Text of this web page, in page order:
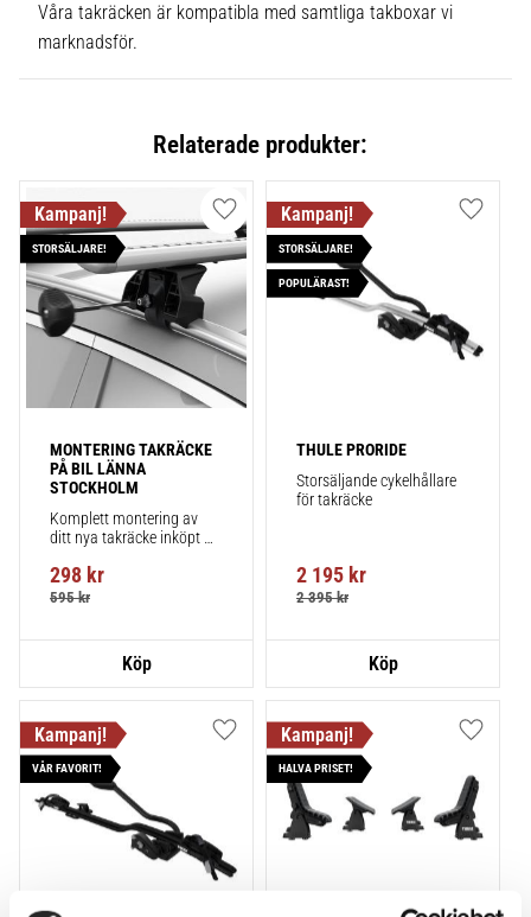
Våra takräcken är kompatibla med samtliga takboxar vi
marknadsför.
Relaterade produkter:
MONTERING TAKRÄCKE
PÅ BIL LÄNNA
STOCKHOLM
Komplett montering av
ditt nya takräcke inköpt
montering på din bil.
298 kr
595kr
STORSÄLJARE!
Lägg till i favoriter
THULE PRORIDE
Storsäljande cykelhållare
för takräcke
2 195 kr
2 395kr
STORSÄLJARE!
POPULÄRAST!
Lägg
VÅR FAVORIT!
Lägg till i favoriter
HALVA PRISET!
Lägg